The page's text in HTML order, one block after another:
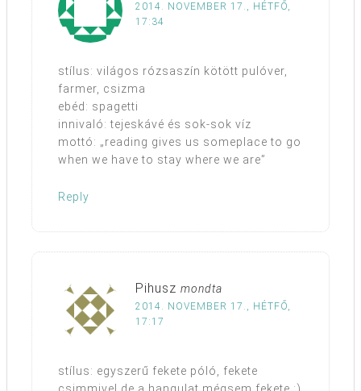
2014. NOVEMBER 17., HÉTFŐ,
17:34
stílus: világos rózsaszín kötött pulóver,
farmer, csizma
ebéd: spagetti
innivaló: tejeskávé és sok-sok víz
mottó: „reading gives us someplace to go
when we have to stay where we are”
Reply
Pihusz mondta
2014. NOVEMBER 17., HÉTFŐ,
17:17
stílus: egyszerű fekete póló, fekete